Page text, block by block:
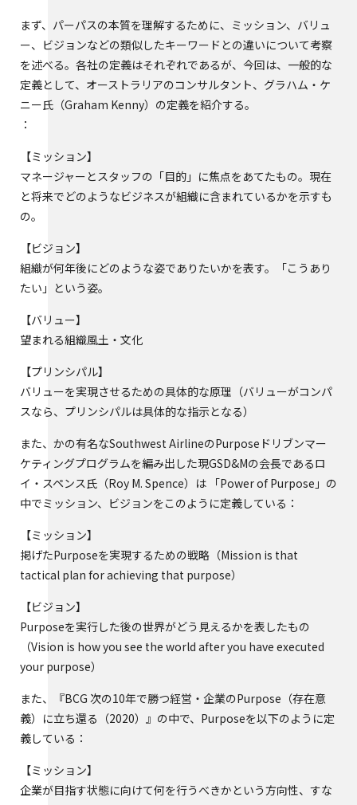
まず、パーパスの本質を理解するために、ミッション、バリュ
ー、ビジョンなどの類似したキーワードとの違いについて考察
を述べる。各社の定義はそれぞれであるが、今回は、一般的な
定義として、オーストラリアのコンサルタント、グラハム・ケ
ニー氏（Graham Kenny）の定義を紹介する。
：
【ミッション】
マネージャーとスタッフの「目的」に焦点をあてたもの。現在
と将来でどのようなビジネスが組織に含まれているかを示すも
の。
【ビジョン】
組織が何年後にどのような姿でありたいかを表す。「こうあり
たい」という姿。
【バリュー】
望まれる組織風土・文化
【プリンシパル】
バリューを実現させるための具体的な原理（バリューがコンパ
スなら、プリンシパルは具体的な指示となる）
また、かの有名なSouthwest AirlineのPurposeドリブンマー
ケティングプログラムを編み出した現GSD&Mの会長であるロ
イ・スペンス氏（Roy M. Spence）は 「Power of Purpose」の
中でミッション、ビジョンをこのように定義している：
【ミッション】
掲げたPurposeを実現するための戦略（Mission is that
tactical plan for achieving that purpose）
【ビジョン】
Purposeを実行した後の世界がどう見えるかを表したもの
（Vision is how you see the world after you have executed
your purpose）
また、『BCG 次の10年で勝つ経営・企業のPurpose（存在意
義）に立ち還る（2020）』の中で、Purposeを以下のように定
義している：
【ミッション】
企業が目指す状態に向けて何を行うべきかという方向性、すな